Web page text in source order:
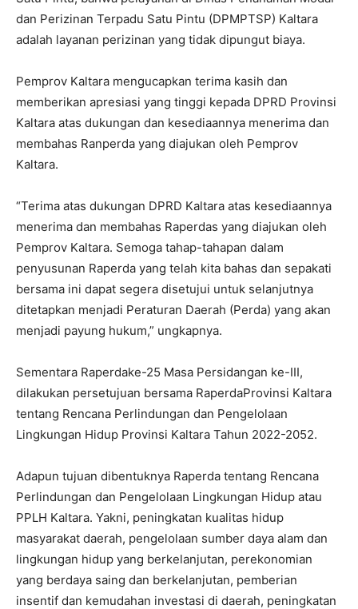
dan Perizinan Terpadu Satu Pintu (DPMPTSP) Kaltara
adalah layanan perizinan yang tidak dipungut biaya.
Pemprov Kaltara mengucapkan terima kasih dan
memberikan apresiasi yang tinggi kepada DPRD Provinsi
Kaltara atas dukungan dan kesediaannya menerima dan
membahas Ranperda yang diajukan oleh Pemprov
Kaltara.
“Terima atas dukungan DPRD Kaltara atas kesediaannya
menerima dan membahas Raperdas yang diajukan oleh
Pemprov Kaltara. Semoga tahap-tahapan dalam
penyusunan Raperda yang telah kita bahas dan sepakati
bersama ini dapat segera disetujui untuk selanjutnya
ditetapkan menjadi Peraturan Daerah (Perda) yang akan
menjadi payung hukum,” ungkapnya.
Sementara Raperdake-25 Masa Persidangan ke-III,
dilakukan persetujuan bersama RaperdaProvinsi Kaltara
tentang Rencana Perlindungan dan Pengelolaan
Lingkungan Hidup Provinsi Kaltara Tahun 2022-2052.
Adapun tujuan dibentuknya Raperda tentang Rencana
Perlindungan dan Pengelolaan Lingkungan Hidup atau
PPLH Kaltara. Yakni, peningkatan kualitas hidup
masyarakat daerah, pengelolaan sumber daya alam dan
lingkungan hidup yang berkelanjutan, perekonomian
yang berdaya saing dan berkelanjutan, pemberian
insentif dan kemudahan investasi di daerah, peningkatan